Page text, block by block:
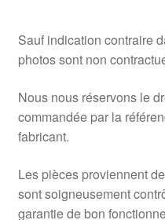
Sauf indication contraire
photos sont non
Nous nous réservons le
commandée par la
fabricant.
Les pièces proviennent
sont soigneusement
garantie de bon